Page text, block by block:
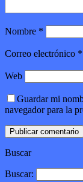
Nombre *
Correo electrónico *
Web
Guardar mi
navegador para la
Buscar
Buscar: